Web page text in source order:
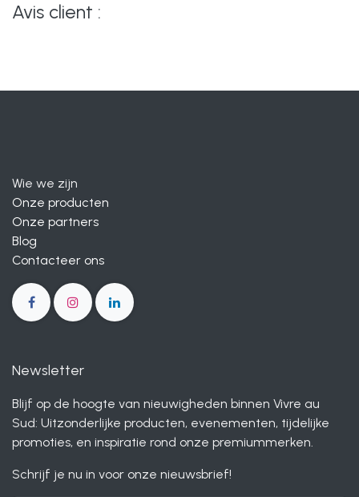
Avis client :
Wie we zijn
Onze producten
Onze partners
Blog
Contacteer ons
Newsletter
Blijf op de hoogte van nieuwigheden binnen Vivre au
Sud: Uitzonderlijke producten, evenementen, tijdelijke
promoties, en inspiratie rond onze premiummerken.
Schrijf je nu in voor onze nieuwsbrief!